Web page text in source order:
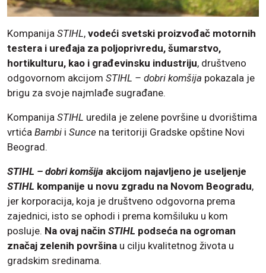
Kompanija STIHL, vodeći svetski proizvođač motornih
testera i uređaja za poljoprivredu, šumarstvo,
hortikulturu, kao i građevinsku industriju, društveno
odgovornom akcijom STIHL – dobri komšija pokazala je
brigu za svoje najmlađe sugrađane.
Kompanija STIHL uredila je zelene površine u dvorištima
vrtića Bambi i Sunce na teritoriji Gradske opštine Novi
Beograd.
STIHL – dobri komšija akcijom najavljeno je useljenje
STIHL kompanije u novu zgradu na Novom Beogradu,
jer korporacija, koja je društveno odgovorna prema
zajednici, isto se ophodi i prema komšiluku u kom
posluje. Na ovaj način STIHL podseća na ogroman
značaj zelenih površina u cilju kvalitetnog života u
gradskim sredinama.